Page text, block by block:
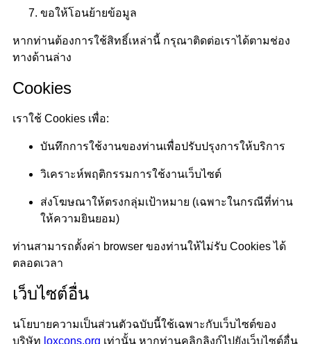
ขอให้โอนย้ายข้อมูล
หากท่านต้องการใช้สิทธิ์เหล่านี้ กรุณาติดต่อเราได้ตามช่อง
ทางด้านล่าง
Cookies
เราใช้ Cookies เพื่อ:
บันทึกการใช้งานของท่านเพื่อปรับปรุงการให้บริการ
วิเคราะห์พฤติกรรมการใช้งานเว็บไซต์
ส่งโฆษณาให้ตรงกลุ่มเป้าหมาย (เฉพาะในกรณีที่ท่าน
ให้ความยินยอม)
ท่านสามารถตั้งค่า browser ของท่านให้ไม่รับ Cookies ได้
ตลอดเวลา
เว็บไซต์อื่น
นโยบายความเป็นส่วนตัวฉบับนี้ใช้เฉพาะกับเว็บไซต์ของ
บริษัท loxcons.org เท่านั้น หากท่านคลิกลิงก์ไปยังเว็บไซต์อื่น